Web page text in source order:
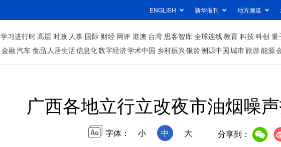
ENGLISH 新华报刊 地方频道
学习进行时高层 时政 人事 国际 财经 网评 港澳 台湾 思客智库 全球连线教育 科技科创 量
金融汽车食品 人居生活信息化数字经济学术中国 乡村振兴银龄溯源中国城市旅游能源
广西各地立行立改夜市油烟噪
字体： 小 中 大 分享到：